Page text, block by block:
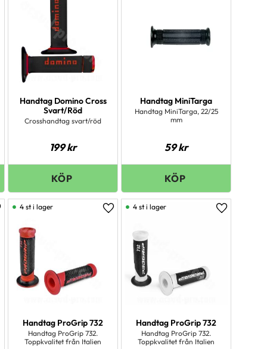
Handtag Domino Cross
Svart/Röd
Crosshandtag svart/röd
199kr
Handtag MiniTarga
Handtag MiniTarga, 22/25
mm
59kr
till i favoriter
Handtag ProGrip 732
Handtag ProGrip 732.
Toppkvalitet från Italien
Lägg till i favoriter
4 st i lager
Handtag ProGrip 732
Handtag ProGrip 732.
Toppkvalitet från Italien
Lägg till i
4 st i lager